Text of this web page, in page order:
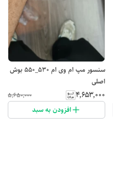
سنسور مپ ام وی ام 530_550 بوش
اصلی
۴٬۶۵۳٬۰۰۰ ۵٬۶۵۰٬۰۰۰
افزودن به سبد